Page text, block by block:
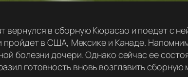
вернулся в сборную Кюрасао и поедет с
пройдет в США, Мексике и Канаде.
болезни дочери. Однако сейчас ее
готовность вновь возглавить сборную